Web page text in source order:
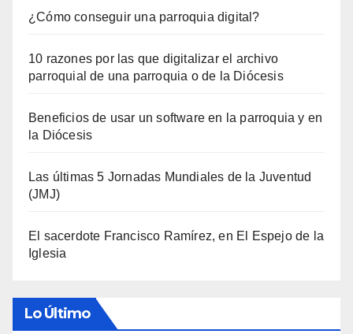
¿Cómo conseguir una parroquia digital?
10 razones por las que digitalizar el archivo
parroquial de una parroquia o de la Diócesis
Beneficios de usar un software en la parroquia y en
la Diócesis
Las últimas 5 Jornadas Mundiales de la Juventud
(JMJ)
El sacerdote Francisco Ramírez, en El Espejo de la
Iglesia
Lo Último